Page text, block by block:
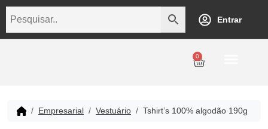
Entrar
0
Empresarial Vestuário Tshirt’s 100% algodão 190g